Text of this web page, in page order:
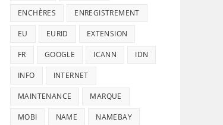
ENCHÈRES ENREGISTREMENT
EU EURID EXTENSION
FR GOOGLE ICANN IDN
INFO INTERNET
MAINTENANCE MARQUE
MOBI NAME NAMEBAY